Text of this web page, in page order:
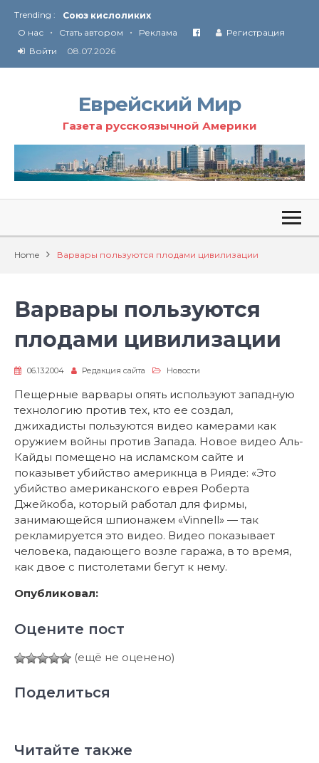
Trending :
Союз кислоликих
Соглашение США с Ираном
Технология Революции в Иране
О нас • Стать автором • Реклама
Регистрация
Войти
08.07.2026
Еврейский Мир
Газета русскоязычной Америки
Home Варвары пользуются плодами цивилизации
Варвары пользуются
плодами цивилизации
06.13.2004 Редакция сайта Новости
Пещерные варвары опять используют западную
технологию против тех, кто ее создал,
джихадисты пользуются видео камерами как
оружием войны против Запада. Новое видео Аль-
Кайды помещено на исламском сайте и
показывет убийство америкнца в Рияде: «Это
убийство американского еврея Роберта
Джейкоба, который работал для фирмы,
занимающейся шпионажем «Vinnell» — так
рекламируется это видео. Видео показывает
человека, падающего возле гаража, в то время,
как двое с пистолетами бегут к нему.
Опубликовал:
Оцените пост
(ещё не оценено)
Поделиться
Читайте также